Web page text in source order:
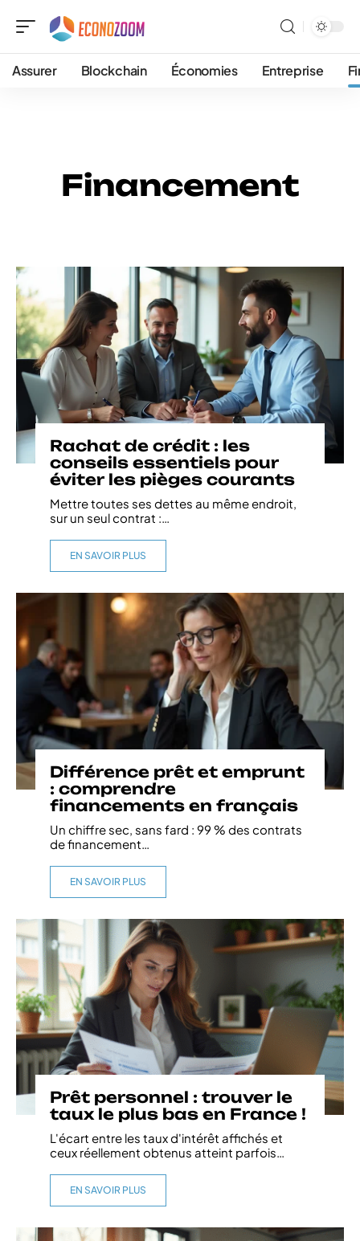
Assurer Blockchain Économies Entreprise
Financement
Rachat de crédit : les
conseils essentiels pour
éviter les pièges courants
Mettre toutes ses dettes au même endroit,
sur un seul contrat :
EN SAVOIR PLUS
Différence prêt et emprunt
: comprendre
financements en français
Un chiffre sec, sans fard : 99 % des contrats
de financement
EN SAVOIR PLUS
Prêt personnel : trouver le
taux le plus bas en France !
L'écart entre les taux d'intérêt affichés et
ceux réellement obtenus atteint parfois…
EN SAVOIR PLUS